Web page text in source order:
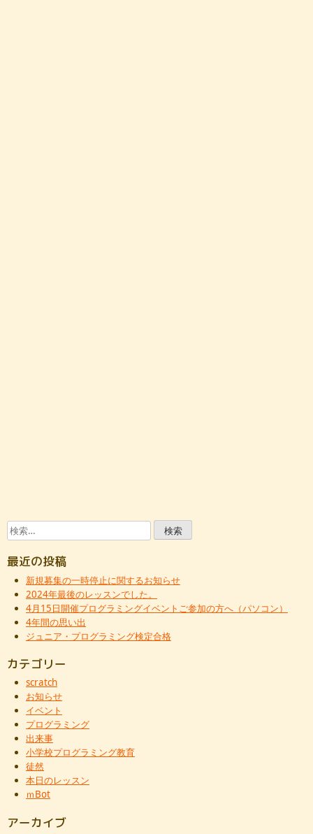
検
索:
最近の投稿
新規募集の一時停止に関するお知らせ
2024年最後のレッスンでした。
4月15日開催プログラミングイベントご参加の方へ（パソコン）
4年間の思い出
ジュニア・プログラミング検定合格
カテゴリー
scratch
お知らせ
イベント
プログラミング
出来事
小学校プログラミング教育
徒然
本日のレッスン
ｍBot
アーカイブ